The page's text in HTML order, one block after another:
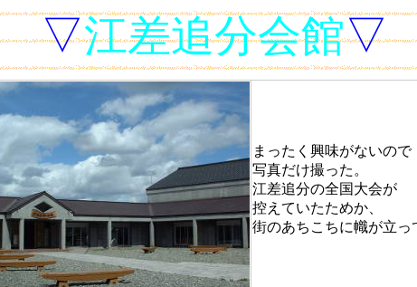
▽江差追分会館▽
まったく興味がないので
写真だけ撮った。
江差追分の全国大会が
控えていたためか、
街のあちこちに幟が立っ